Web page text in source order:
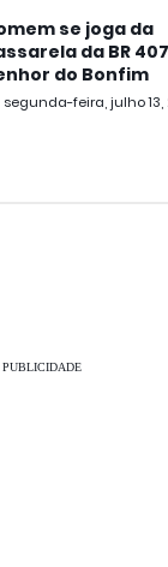
se joga da
da BR
do Bonfim
segunda-feira, julho 13,
PUBLICIDADE